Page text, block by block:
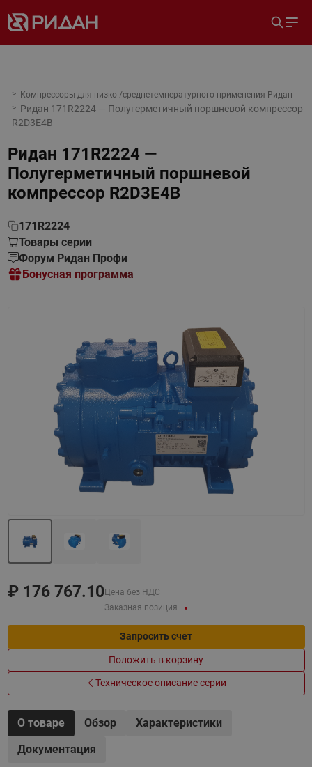
Компрессоры для низко-/среднетемпературного применения Ридан
Ридан 171R2224 — Полугерметичный поршневой компрессор
R2D3E4B
Ридан 171R2224 —
Полугерметичный поршневой
компрессор R2D3E4B
171R2224
Товары серии
Форум Ридан Профи
Бонусная программа
₽ 176 767.10 Цена без НДС
Заказная позиция
Запросить счет
Положить в корзину
Техническое описание серии
Назад
О товаре Обзор
Характеристики
Документация